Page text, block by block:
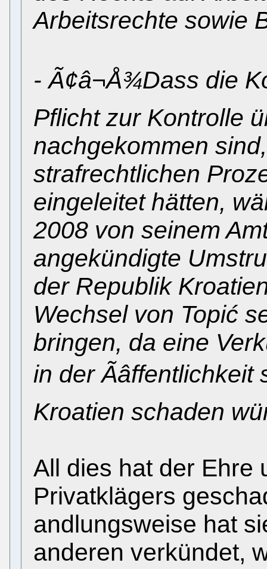
Arbeitsrechte sowie
- Ã¢â¬Å¾Dass die
Pflicht zur Kontrolle
nachgekommen
strafrechtlichen
eingeleitet hätten,
2008 von seinem
angekündigte
der Republik
Wechsel von Topić
bringen, da eine
in der
Kroatien schaden
All dies hat der Ehre
Privatklägers
andlungsweise hat
anderen verkündet,